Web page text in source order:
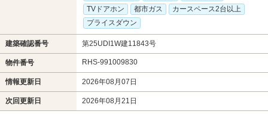
TVドアホン
都市ガス
カースペース2台以上
プライスダウン
建築確認番号 第25UDI1W建11843号
物件番号 RHS-991009830
情報更新日 2026年08月07日
次回更新日 2026年08月21日